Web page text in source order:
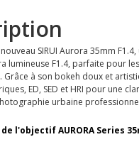
SIRUI Aurora 35mm
lumineuse F1.4, parfaite pour
Grâce à son bokeh doux et
ED, SED et HRI pour une
urbaine
l'objectif AURORA Series